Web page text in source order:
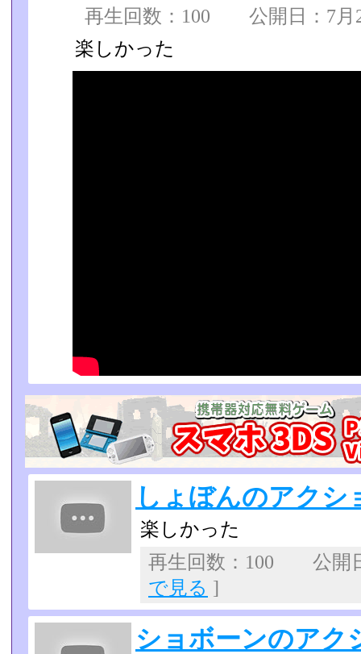
再生回数：100 公開日：7月
楽しかった
しょぼんのアクシ
楽しかった
再生回数：100 公
で見る ]
ショボーンのアク